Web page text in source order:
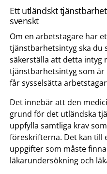
Ett utländskt
svenskt
Om en arbetstagare har
tjänstbarhetsintyg ska du
säkerställa att detta intyg
tjänstbarhetsintyg som är
får sysselsätta
Det innebär att den
grund för det utländska
uppfylla samtliga krav
föreskrifterna. Det kan till
uppgifter som måste
läkarundersökning och